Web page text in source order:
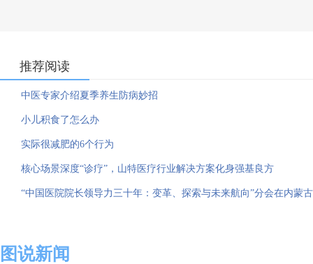
推荐阅读
中医专家介绍夏季养生防病妙招
小儿积食了怎么办
实际很减肥的6个行为
核心场景深度“诊疗”，山特医疗行业解决方案化身强基良方
“中国医院院长领导力三十年：变革、探索与未来航向”分会在内蒙
图说新闻